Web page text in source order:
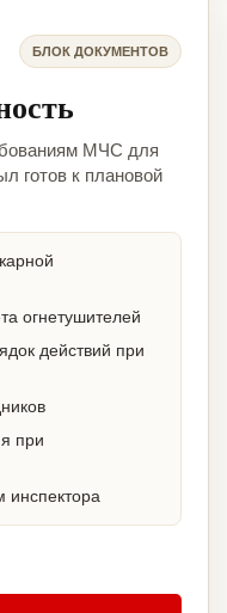
БЛОК ДОКУМЕНТОВ
МЧС для
готов к плановой
огнетушителей
действий при
при
инспектора